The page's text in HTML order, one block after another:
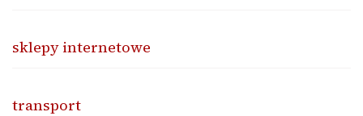
sklepy internetowe
transport